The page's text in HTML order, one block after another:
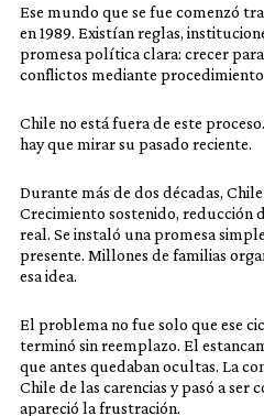
Ese mundo que se fue comenzó
en 1989. Existían reglas,
promesa política clara: crecer
conflictos mediante
Chile no está fuera de este
hay que mirar su pasado reciente.
Durante más de dos décadas,
Crecimiento sostenido, reducción
real. Se instaló una promesa
presente. Millones de familias
esa idea.
El problema no fue solo que ese
terminó sin reemplazo. El
que antes quedaban ocultas. La
Chile de las carencias y pasó a ser
apareció la frustración.